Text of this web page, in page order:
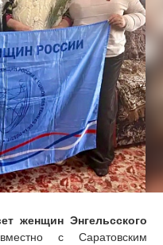
женщин Энгельсского
с Саратовским